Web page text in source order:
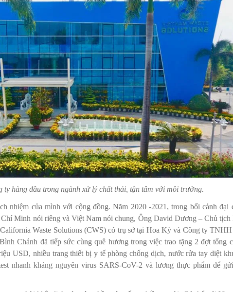
ty hàng đầu trong ngành xử lý chất thải, tận tâm với môi trường.
nhiệm của mình với cộng đồng. Năm 2020 -2021, trong bối cảnh đại
Minh nói riêng và Việt Nam nói chung, Ông David Dương – Chủ tịch
Waste Solutions (CWS) có trụ sở tại Hoa Kỳ và Công ty
Chánh đã tiếp sức cùng quê hương trong việc trao tặng 2 đợt tổng
USD, nhiều trang thiết bị y tế phòng chống dịch, nước rửa tay diệt
nhanh kháng nguyên virus SARS-CoV-2 và lương thực phẩm để